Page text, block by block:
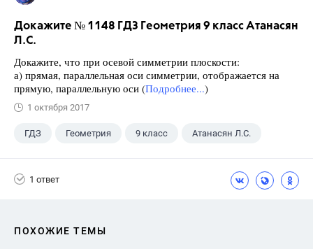
Докажите № 1148 ГДЗ Геометрия 9 класс Атанасян
Л.С.
Докажите, что при осевой симметрии плоскости:
а) прямая, параллельная оси симметрии, отображается на
прямую, параллельную оси (Подробнее...)
1 октября 2017
ГДЗ Геометрия 9 класс Атанасян Л.С.
1 ответ
ПОХОЖИЕ ТЕМЫ